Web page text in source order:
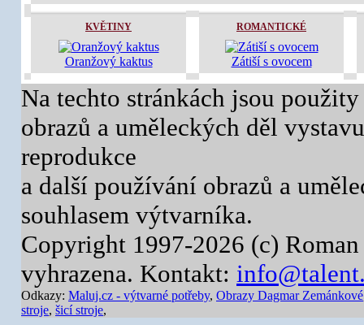
KVĚTINY
Oranžový kaktus
ROMANTICKÉ
Zátiší s ovocem
Na techto stránkách jsou
obrazů a uměleckých děl
reprodukce
a další používání obrazů a
souhlasem výtvarníka.
Copyright 1997-2026 (c)
vyhrazena. Kontakt:
Odkazy: Maluj.cz - výtvarné potřeby, Obrazy Dagmar Zemánkové
stroje, šicí stroje,